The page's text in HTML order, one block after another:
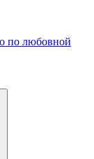
по любовной